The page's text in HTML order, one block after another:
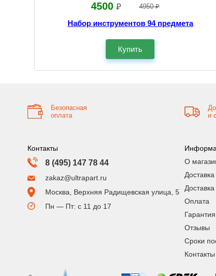
4500₽ 4950 ₽
Набор инструментов 94 предмета
Купить
Безопасная
оплата
и
Контакты
8 (495) 147 78 44
zakaz@ultrapart.ru
Москва, Верхняя Радищевская улица, 5
Пн — Пт: с 11 до 17
О
Оплата
Гарантия
Отзывы
Сроки
Контакты